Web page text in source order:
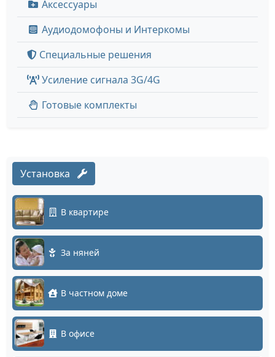
Аксессуары
Аудиодомофоны и Интеркомы
Специальные решения
Усиление сигнала 3G/4G
Готовые комплекты
Установка
В квартире
За няней
В частном доме
В офисе